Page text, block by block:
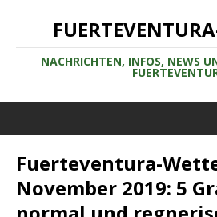
NACHRICHTEN, INFOS, NEWS
Fuerteventura-
November 2019: 5